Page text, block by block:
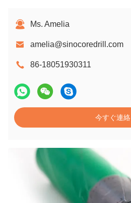
Ms. Amelia
amelia@sinocoredrill.com
86-18051930311
今すぐ連絡